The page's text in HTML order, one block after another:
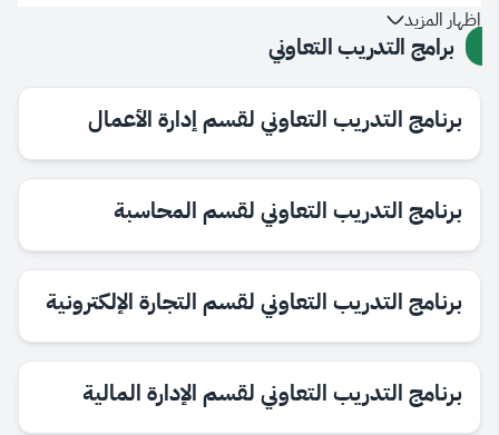
المشرف الأكاديمي، ويختتم التدريب بإعداد تقرير شامل يوضح
فيه الطالب ما اكتسبه من مهارات وخبرات عملية خلال فترة
التدريب.
إظهار المزيد
برامج التدريب التعاوني
برنامج التدريب التعاوني لقسم إدارة الأعمال
برنامج التدريب التعاوني لقسم المحاسبة
برنامج التدريب التعاوني لقسم التجارة الإلكترونية
برنامج التدريب التعاوني لقسم الإدارة المالية